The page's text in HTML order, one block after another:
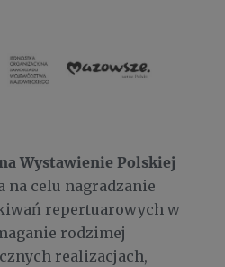
Wystawienie Polskiej
na celu nagradzanie
repertuarowych w
rodzimej
realizacjach,